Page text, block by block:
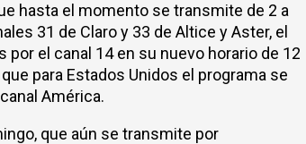
hasta el momento se transmite de 2 a
31 de Claro y 33 de Altice y Aster, el
el canal 14 en su nuevo horario de 12
para Estados Unidos el programa se
América.
que aún se transmite por